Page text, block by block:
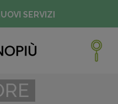
SERVIZI